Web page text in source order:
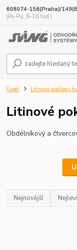
608074-156(Praha)/
(Po-Pá, 8-16 hod.)
Úvod Litinové poklopy
Litinové
Obdélníkový a
Nejnovější